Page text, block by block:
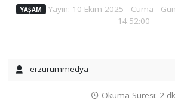
YAŞAM Yayın: 10 Ekim 2025 - Cuma -
14:52:00
erzurummedya
Okuma Süresi: 2